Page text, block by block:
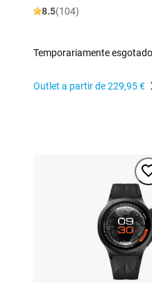
8.5(104)
Temporariamente esgotado
Outlet a partir de229,95 €